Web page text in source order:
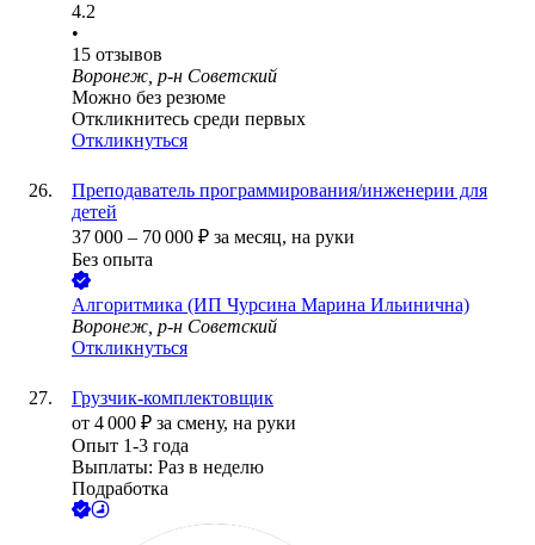
4.2
•
15 отзывов
Воронеж, р-н Советский
Можно без резюме
Откликнитесь среди первых
Откликнуться
Преподаватель программирования/инженерии для
детей
37 000 – 70 000 ₽ за месяц, на руки
Без опыта
Алгоритмика (ИП Чурсина Марина Ильинична)
Воронеж, р-н Советский
Откликнуться
Грузчик-комплектовщик
от 4 000 ₽ за смену, на руки
Опыт 1-3 года
Выплаты: Раз в неделю
Подработка